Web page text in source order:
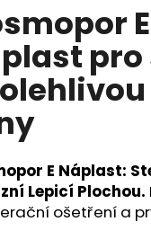
pro
E Náplast:
Lepicí Plochou.
ošetření a